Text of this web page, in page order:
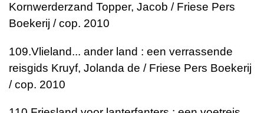
Kornwerderzand Topper, Jacob / Friese Pers
Boekerij / cop. 2010
109.Vlieland... ander land : een verrassende
reisgids Kruyf, Jolanda de / Friese Pers Boekerij
/ cop. 2010